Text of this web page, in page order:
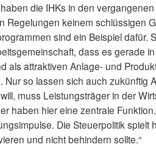
die IHKs in den
Regelungen keinem schlüssigen
sind ein Beispiel dafür.
dass es gerade
als attraktiven Anlage- und
Nur so lassen sich auch zukünftig
muss Leis­tungsträger in der
haben hier eine zentrale
Die Steuerpolitik
und nicht behindern sollte.“